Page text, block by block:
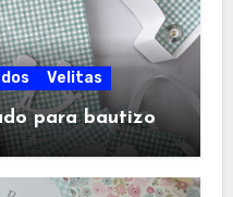
Velitas
para bautizo